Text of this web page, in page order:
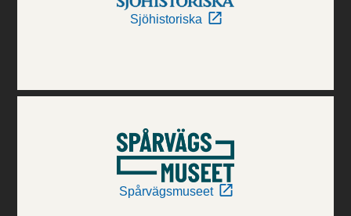
Sjöhistoriska
Spårvägsmuseet